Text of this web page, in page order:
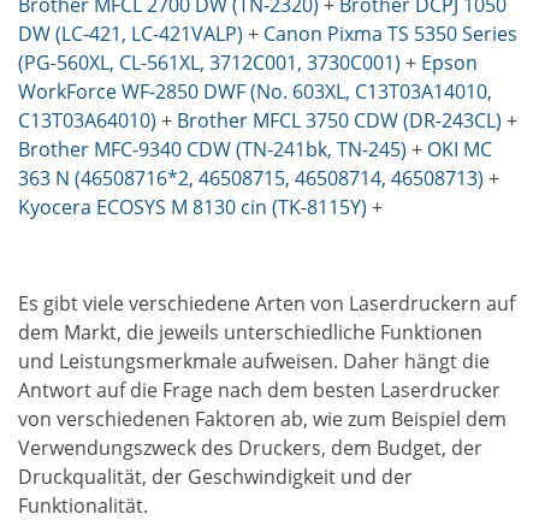
DW (LC-421, LC-421VALP) + Canon Pixma TS 5350 Series
(PG-560XL, CL-561XL, 3712C001, 3730C001) + Epson
WorkForce WF-2850 DWF (No. 603XL, C13T03A14010,
C13T03A64010) + Brother MFCL 3750 CDW (DR-243CL) +
Brother MFC-9340 CDW (TN-241bk, TN-245) + OKI MC
363 N (46508716*2, 46508715, 46508714, 46508713) +
Kyocera ECOSYS M 8130 cin (TK-8115Y) +
Es gibt viele verschiedene Arten von Laserdruckern auf
dem Markt, die jeweils unterschiedliche Funktionen
und Leistungsmerkmale aufweisen. Daher hängt die
Antwort auf die Frage nach dem besten Laserdrucker
von verschiedenen Faktoren ab, wie zum Beispiel dem
Verwendungszweck des Druckers, dem Budget, der
Druckqualität, der Geschwindigkeit und der
Funktionalität.